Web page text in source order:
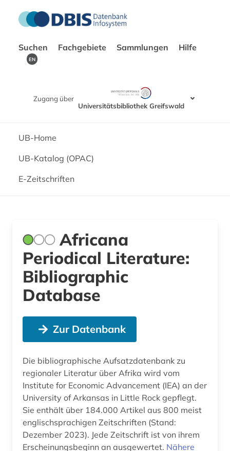
Suchen Fachgebiete Sammlungen Hilfe
EN
Zugang über
Universitätsbibliothek Greifswald
UB-Home
UB-Katalog (OPAC)
E-Zeitschriften
Africana
Periodical Literature:
Bibliographic
Database
Zur Datenbank
Die bibliographische Aufsatzdatenbank zu
regionaler Literatur über Afrika wird vom
Institute for Economic Advancement (IEA) an der
University of Arkansas in Little Rock gepflegt.
Sie enthält über 184.000 Artikel aus 800 meist
englischsprachigen Zeitschriften (Stand:
Dezember 2023). Jede Zeitschrift ist von ihrem
Erscheinungsbeginn an ausgewertet. Nähere